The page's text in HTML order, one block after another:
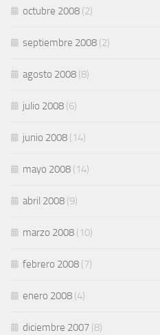
octubre 2008 (2)
septiembre 2008 (2)
agosto 2008 (8)
julio 2008 (6)
junio 2008 (14)
mayo 2008 (14)
abril 2008 (9)
marzo 2008 (10)
febrero 2008 (7)
enero 2008 (4)
diciembre 2007 (8)